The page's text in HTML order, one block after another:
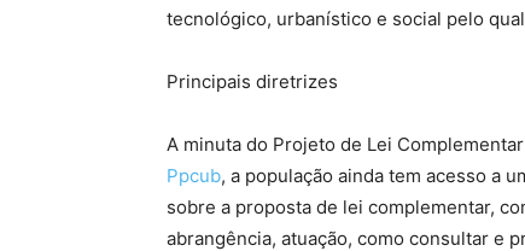
tecnológico, urbanístico e social pelo
Principais diretrizes
A minuta do Projeto de Lei
Ppcub, a população ainda tem acesso a
sobre a proposta de lei complementar,
abrangência, atuação, como consultar e